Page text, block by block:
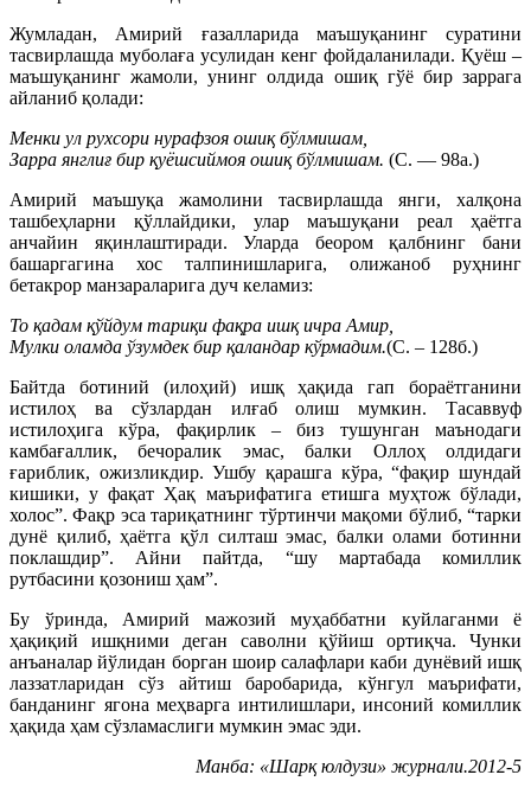
Жумладан, Амирий ғазалларида маъшуқанинг суратини
тасвирлашда муболаға усулидан кенг фойдаланилади. Қуёш –
маъшуқанинг жамоли, унинг олдида ошиқ гўё бир заррага
айланиб қолади:
Менки ул рухсори нурафзоя ошиқ бўлмишам,
Зарра янглиғ бир қуёшсиймоя ошиқ бўлмишам. (С. — 98а.)
Амирий маъшуқа жамолини тасвирлашда янги, халқона
ташбеҳларни қўллайдики, улар маъшуқани реал ҳаётга
анчайин яқинлаштиради. Уларда беором қалбнинг бани
башаргагина хос талпинишларига, олижаноб руҳнинг
бетакрор манзараларига дуч келамиз:
То қадам қўйдум тариқи фақра ишқ ичра Амир,
Мулки оламда ўзумдек бир қаландар кўрмадим.(С. – 128б.)
Байтда ботиний (илоҳий) ишқ ҳақида гап бораётганини
истилоҳ ва сўзлардан илғаб олиш мумкин. Тасаввуф
истилоҳига кўра, фақирлик – биз тушунган маънодаги
камбағаллик, бечоралик эмас, балки Оллоҳ олдидаги
ғариблик, ожизликдир. Ушбу қарашга кўра, “фақир шундай
кишики, у фақат Ҳақ маърифатига етишга муҳтож бўлади,
холос”. Фақр эса тариқатнинг тўртинчи мақоми бўлиб, “тарки
дунё қилиб, ҳаётга қўл силташ эмас, балки олами ботинни
поклашдир”. Айни пайтда, “шу мартабада комиллик
рутбасини қозониш ҳам”.
Бу ўринда, Амирий мажозий муҳаббатни куйлаганми ё
ҳақиқий ишқними деган саволни қўйиш ортиқча. Чунки
анъаналар йўлидан борган шоир салафлари каби дунёвий ишқ
лаззатларидан сўз айтиш баробарида, кўнгул маърифати,
банданинг ягона меҳварга интилишлари, инсоний комиллик
ҳақида ҳам сўзламаслиги мумкин эмас эди.
Манба: «Шарқ юлдузи» журнали.2012-5